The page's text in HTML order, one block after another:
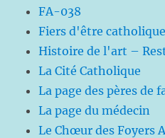
FA-038
Fiers d'être
Histoire de l'art –
La Cité Catholique
La page des pères de
La page du médecin
Le Chœur des Foyers